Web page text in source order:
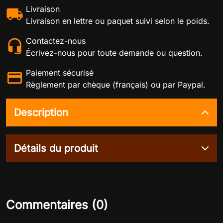
Livraison
Livraison en lettre ou paquet suivi selon le poids.
Contactez-nous
Écrivez-nous pour toute demande ou question.
Paiement sécurisé
Règlement par chèque (français) ou par Paypal.
Description
Détails du produit
Commentaires (0)